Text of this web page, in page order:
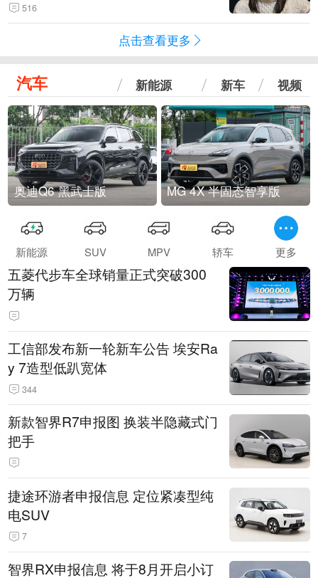
516
点击查看更多
汽车 新能源 新车 视频
奥迪Q6 黑武士版 MG 4X 半固态智享版
新能源 SUV MPV 轿车 更多
五菱代步车全球销量正式突破300
万辆
工信部发布新一轮新车公告 埃安Ra
y 7造型低趴宽体
344
新款智界R7申报图 换装半隐藏式门
把手
捷途环游者申报信息 定位紧凑型纯
电SUV
7
智界RX申报信息 将于8月开启小订